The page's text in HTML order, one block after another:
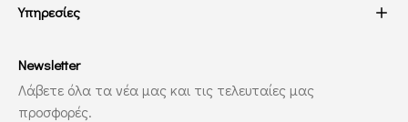
Υπηρεσίες
Newsletter
Λάβετε όλα τα νέα μας και τις τελευταίες μας
προσφορές.